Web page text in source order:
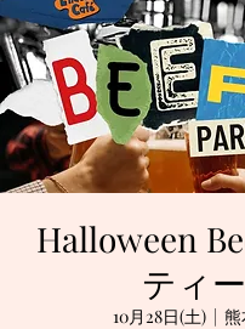
Halloween
ティー
10月28日(土)
  |